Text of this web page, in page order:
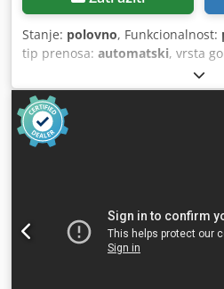
Stanje: polovno, Funkcionalnost:
tip prenosa: automatski, vrsta
, konfiguracija osovina:
10/1977, Godina proizvodnje:
Tehnički ispravno Dcodpfx Afot S